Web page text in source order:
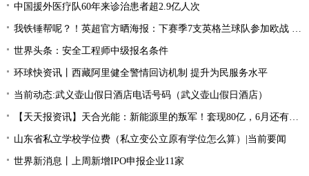
中国援外医疗队60年来诊治患者超2.9亿人次
我铁锤帮呢？！英超官方晒海报：下赛季7支英格兰球队参加欧战 全球新动态
世界头条：安全工程师中级报名条件
环球快资讯丨西藏阿里健全警情回访机制 提升为民服务水平
当前动态:武义壶山假日酒店电话号码（武义壶山假日酒店）
【天天报资讯】天合光能：新能源里的叛军！套现80亿，6月还有一个大雷
山东省私立学校学位费（私立变公立原有学位怎么算）|当前要闻
世界新消息丨上周新增IPO申报企业11家